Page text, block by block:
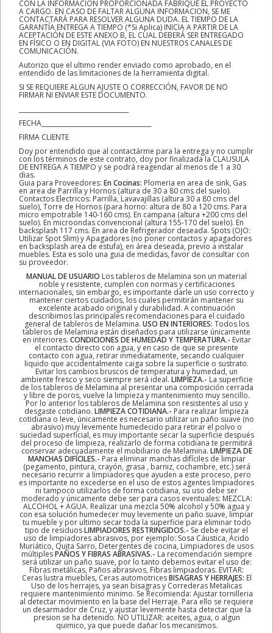
CON LA INFORMACIÓN PROPORCIONADA FABRIQUE EL PROYECTO
A CARGO. EN CASO DE FALTAR ALGUNA INFORMACION, SE ME
CONTACTARÁ PARA RESOLVER ALGUNA DUDA. EL TIEMPO DE LA
GARANTÍA ENTREGA A TIEMPO (*Si Aplica) INICIA A PARTIR DE LA
ACEPTACIÓN DE ESTE ANEXO B, EL CUAL DEBERÁ SER ENTREGADO
EN FÍSICO O EN DIGITAL (VIA FOTO) EN NUESTROS CANALES DE
COMUNICACIÓN.
Autorizo que el ultimo render enviado como aprobado, en el
entendido de las limitaciones de la herramienta digital.
SI SE REQUIERE ALGUN AJUSTE O CORRECCIÓN, FAVOR DE NO
FIRMAR NI ENVIAR ESTE DOCUMENTO.
FECHA____________________________________
FIRMA CLIENTE
Doy por entendido que al contactárme para la entrega y no cumplir
con los términos de este contrato, doy por finalizada la CLAUSULA
DE ENTREGA A TIEMPO y se podrá reagendar al menos de 1 a 30
dias.
Guia para Proveedores: En Cocinas: Plomeria en area de sink, Gas
en area de Parrilla y Hornos (altura de 30 a 80 cms del suelo).
Contactos Electricos: Parrilla, Lavavajillas (altura 30 a 80 cms del
suelo), Torre de Hornos (para horno: altura de 80 a 120 cms. Para
micro empotrable 140-160 cms). En campana (altura +200 cms del
suelo). En microondas convencional (altura 155-170 del suelo). En
backsplash 117 cms. En area de Refrigerador deseada. Spots (OJO:
Utilizar Spot Slim) y Apagadores (no poner contactos y apagadores
en backsplash area de estufa), en área deseada, previo a instalar
muebles. Esta es solo una guia de medidas, favor de consultar con
su proveedor.
MANUAL DE USUARIO Los tableros de Melamina son un material
noble y resistente, cumplen con normas y certificaciones
internacionales, sin embargo, es importante darle un uso correcto y
mantener ciertos cuidados, los cuales permitirán mantener su
excelente acabado original y durabilidad. A continuación
describimos las principales recomendaciones para el cuidado
general de tableros de Melamina. USO EN INTERIORES: Todos los
tableros de Melamina están diseñados para utilizarse únicamente
en interiores. CONDICIONES DE HUMEDAD Y TEMPERATURA.- Evitar
el contacto directo con agua, y en caso de que se presente
contacto con agua, retirar inmediatamente, secando cualquier
liquido que accidentalmente caiga sobre la superficie o sustrato.
Evitar los cambios bruscos de temperatura y humedad, un
ambiente fresco y seco siempre será ideal. LIMPIEZA.- La superficie
de los tableros de Melamina al presentar una composición cerrada
y libre de poros, vuelve la limpieza y mantenimiento muy sencillo.
Por lo anterior los tableros de Melamina son resistentes al uso y
desgaste cotidiano. LIMPIEZA COTIDIANA.- Para realizar limpieza
cotidiana o leve, únicamente es necesario utilizar un paño suave (no
abrasivo) muy levemente humedecido para retirar el polvo o
suciedad superficial, es muy importante secar la superficie después
del proceso de limpieza, realizarlo de forma cotidiana te permitirá
conservar adecuadamente el mobiliario de Melamina. LIMPIEZA DE
MANCHAS DIFÍCILES.- Para eliminar manchas difíciles de limpiar
(pegamento, pintura, crayón, grasa , barniz, cochambre, etc.) será
necesario recurrir a limpiadores que ayuden a este proceso, pero
es importante no excederse en el uso de estos agentes limpiadores
ni tampoco utilizarlos de forma cotidiana, su uso debe ser
moderado y únicamente debe ser para casos eventuales: MEZCLA:
ALCOHOL + AGUA. Realizar una mezcla 50% alcohol y 50% agua y
con esa solución humedecer muy levemente un paño suave, limpiar
tu mueble y por ultimo secar toda la superficie para eliminar todo
tipo de residuosLIMPIADORES RESTRINGIDOS.- Se debe evitar el
uso de limpiadores abrasivos, por ejemplo: Sosa Cáustica, Ácido
Muriático, Quita Sarro, Detergentes de cocina, Limpiadores de usos
múltiplesPAÑOS Y FIBRAS ABRASIVAS.- La recomendación siempre
será utilizar un paño suave, por lo tanto debemos evitar el uso de:
Fibras metálicas, Paños abrasivos, Fibras limpiadoras. EVITAR:
Ceras lustra muebles, Ceras automotricesBISAGRAS Y HERRAJES: El
Uso de los herrajes, ya sean bisagras y Correderas Metalicas
requiere mantenimiento minimo. Se Recomienda: Ajustar tornilleria
al detectar movimiento en la base del Herraje. Para ello se requiere
un desarmador de Cruz, y ajustar levemente hasta detectar que la
presion se ha detenido. NO UTILIZAR: aceites, agua, o algun
quimico, ya que puede dañar los mecanismos.